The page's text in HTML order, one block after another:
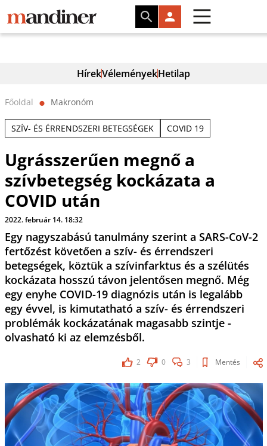
HírekVéleményekHetilap
Főoldal ⬤ Makronóm
SZÍV- ÉS ÉRRENDSZERI BETEGSÉGEK COVID 19
Ugrásszerűen megnő a
szívbetegség kockázata a
COVID után
2022. február 14. 18:32
Egy nagyszabású tanulmány szerint a SARS-CoV-2
fertőzést követően a szív- és érrendszeri
betegségek, köztük a szívinfarktus és a szélütés
kockázata hosszú távon jelentősen megnő. Még
egy enyhe COVID-19 diagnózis után is legalább
egy évvel, is kimutatható a szív- és érrendszeri
problémák kockázatának magasabb szintje -
olvasható ki az elemzésből.
2 0 3 Mentés